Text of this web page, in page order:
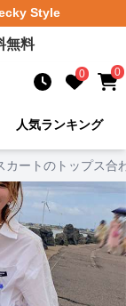
Style
無料
0 0
人気ランキング
カートのトップス合